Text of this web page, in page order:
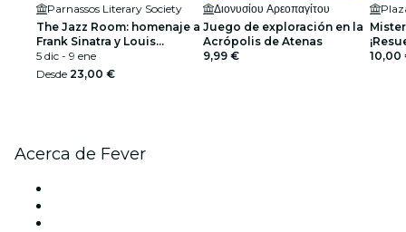
Parnassos Literary Society
The Jazz Room: homenaje a
Frank Sinatra y Louis
Armstrong
5 dic - 9 ene
Desde 23,00 €
Διονυσίου Αρεοπαγίτου
Juego de exploración en la
Acrópolis de Atenas
9,99 €
10,00
Acerca de Fever